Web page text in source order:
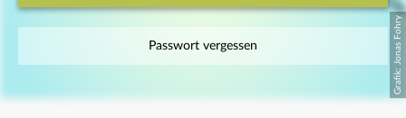
Passwort vergessen